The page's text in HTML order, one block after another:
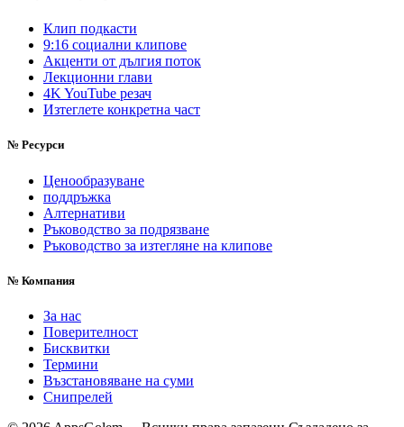
Клип подкасти
9:16 социални клипове
Акценти от дългия поток
Лекционни глави
4K YouTube резач
Изтеглете конкретна част
№ Ресурси
Ценообразуване
поддръжка
Алтернативи
Ръководство за подрязване
Ръководство за изтегляне на клипове
№ Компания
За нас
Поверителност
Бисквитки
Термини
Възстановяване на суми
Снипрелей